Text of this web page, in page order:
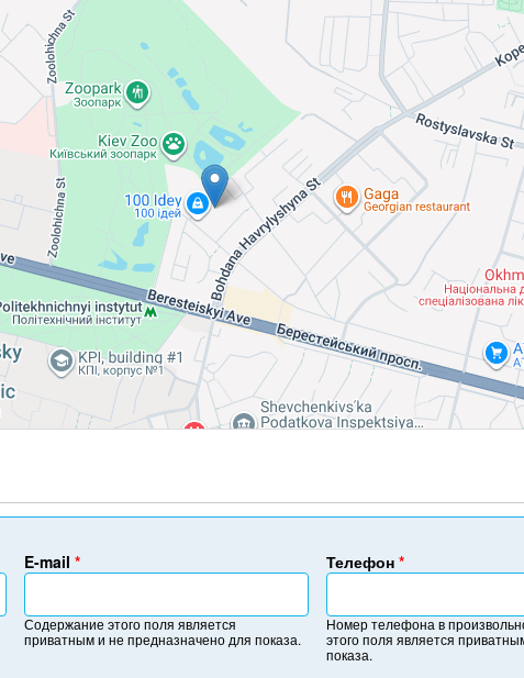
E-mail *
Содержание этого поля является
приватным и не предназначено для показа.
Телефон *
Н
м
е
Номер телефона в
этого поля является
показа.